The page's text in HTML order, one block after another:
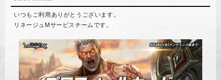
いつもご利用ありがとうございます。
リネージュMサービスチームです。